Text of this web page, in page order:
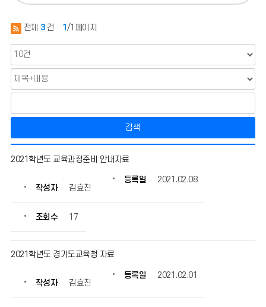
전체 3 건 1 /1페이지
검색
문
습
체
운
수
2021학년도 교육과정준비 안내자료
작성자 김효진
등록일 2021.02.08
조회수 17
2021학년도 경기도교육청 자료
작성자 김효진
등록일 2021.02.01